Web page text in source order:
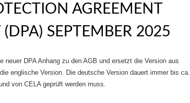
AGREEMENT
SEPTEMBER 2025
neuer DPA Anhang zu den AGB und ersetzt die Version aus
englische Version. Die deutsche Version dauert immer bis ca.
von CELA geprüft werden muss.